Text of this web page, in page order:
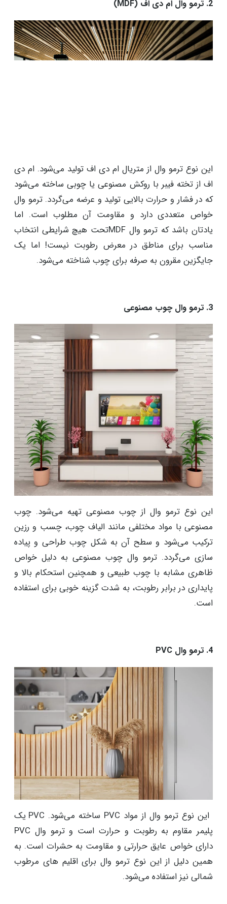
این نوع ترمو وال از متریال ام دی اف تولید می‌شود. ام دی
اف از تخته فیبر با روکش مصنوعی یا چوبی ساخته می‌شود
که در فشار و حرارت بالایی تولید و عرضه می‌گردد. ترمو وال
خواص متعددی دارد و مقاومت آن مطلوب است. اما
یادتان باشد که ترمو وال MDFتحت هیچ شرایطی انتخاب
مناسب برای مناطق در معرض رطوبت نیست! اما یک
جایگزین مقرون به صرفه برای چوب شناخته می‌شود.
این نوع ترمو وال از چوب مصنوعی تهیه می‌شود. چوب
مصنوعی با مواد مختلفی مانند الیاف چوب، چسب و رزین
ترکیب می‌شود و سطح آن به شکل چوب طراحی و پیاده
سازی می‌گردد. ترمو وال چوب مصنوعی به دلیل خواص
ظاهری مشابه با چوب طبیعی و همچنین استحکام بالا و
پایداری در برابر رطوبت، به شدت گزینه خوبی برای استفاده
است.
این نوع ترمو وال از مواد PVC ساخته می‌شود. PVC یک
پلیمر مقاوم به رطوبت و حرارت است و ترمو وال PVC
دارای خواص عایق حرارتی و مقاومت به حشرات است. به
همین دلیل از این نوع ترمو وال برای اقلیم های مرطوب
شمالی نیز استفاده می‌شود.